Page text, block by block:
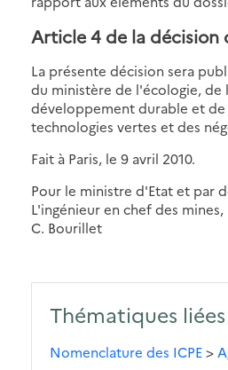
Article 4 de la décision
La présente décision sera
du ministère de l'écologie, de
développement durable et de
technologies vertes et des
Fait à Paris, le 9 avril 2010.
Pour le ministre d'Etat et par
L'ingénieur en chef des mines,
C. Bourillet
Thématiques liées
Nomenclature des ICPE>